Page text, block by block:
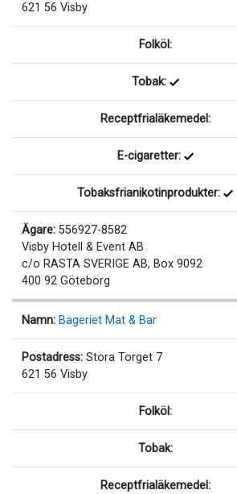
621 56 Visby
Folköl:
Tobak:
Receptfrialäkemedel:
E-cigaretter:
Tobaksfrianikotinprodukter:
Ägare: 556927-8582
Visby Hotell & Event AB
c/o RASTA SVERIGE AB, Box 9092
400 92 Göteborg
Namn: Bageriet Mat & Bar
Postadress: Stora Torget 7
621 56 Visby
Folköl:
Tobak:
Receptfrialäkemedel: